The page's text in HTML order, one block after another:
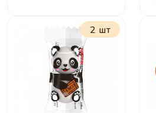
Яшкинская
картошка
2 шт